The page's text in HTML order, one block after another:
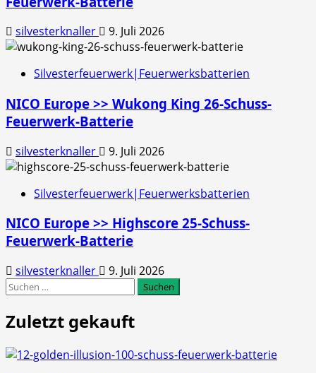
silvesterknaller 9. Juli 2026
Silvesterfeuerwerk|Feuerwerksbatterien
NICO Europe >> Wukong King 26-Schuss-
Feuerwerk-Batterie
silvesterknaller 9. Juli 2026
Silvesterfeuerwerk|Feuerwerksbatterien
NICO Europe >> Highscore 25-Schuss-
Feuerwerk-Batterie
silvesterknaller
9. Juli 2026
Suchen
Zuletzt gekauft